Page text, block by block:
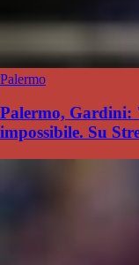
Palermo
Palermo, Gardini:
impossibile. Su